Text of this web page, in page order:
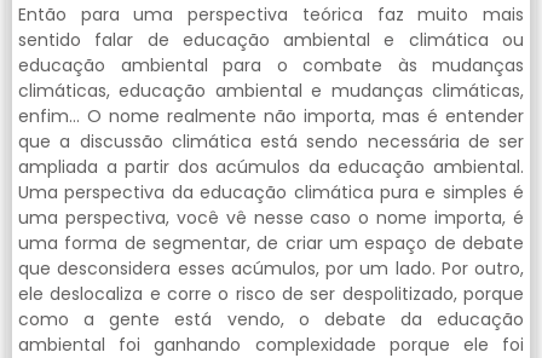
Então para uma perspectiva teórica faz muito mais
sentido falar de educação ambiental e climática ou
educação ambiental para o combate às mudanças
climáticas, educação ambiental e mudanças climáticas,
enfim… O nome realmente não importa, mas é entender
que a discussão climática está sendo necessária de ser
ampliada a partir dos acúmulos da educação ambiental.
Uma perspectiva da educação climática pura e simples é
uma perspectiva, você vê nesse caso o nome importa, é
uma forma de segmentar, de criar um espaço de debate
que desconsidera esses acúmulos, por um lado. Por outro,
ele deslocaliza e corre o risco de ser despolitizado, porque
como a gente está vendo, o debate da educação
ambiental foi ganhando complexidade porque ele foi